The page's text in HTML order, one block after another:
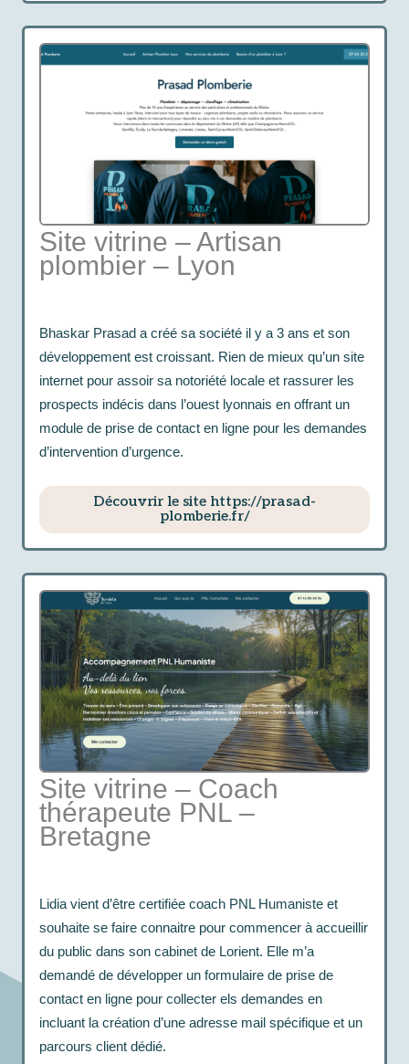
Site vitrine – Artisan
plombier – Lyon
Bhaskar Prasad a créé sa société il y a 3 ans et son
développement est croissant. Rien de mieux qu’un site
internet pour assoir sa notoriété locale et rassurer les
prospects indécis dans l’ouest lyonnais en offrant un
module de prise de contact en ligne pour les demandes
d’intervention d’urgence.
Découvrir le site https://prasad-
plomberie.fr/
Site vitrine – Coach
thérapeute PNL –
Bretagne
Lidia vient d’être certifiée coach PNL Humaniste et
souhaite se faire connaitre pour commencer à accueillir
du public dans son cabinet de Lorient. Elle m’a
demandé de développer un formulaire de prise de
contact en ligne pour collecter els demandes en
incluant la création d’une adresse mail spécifique et un
parcours client dédié.